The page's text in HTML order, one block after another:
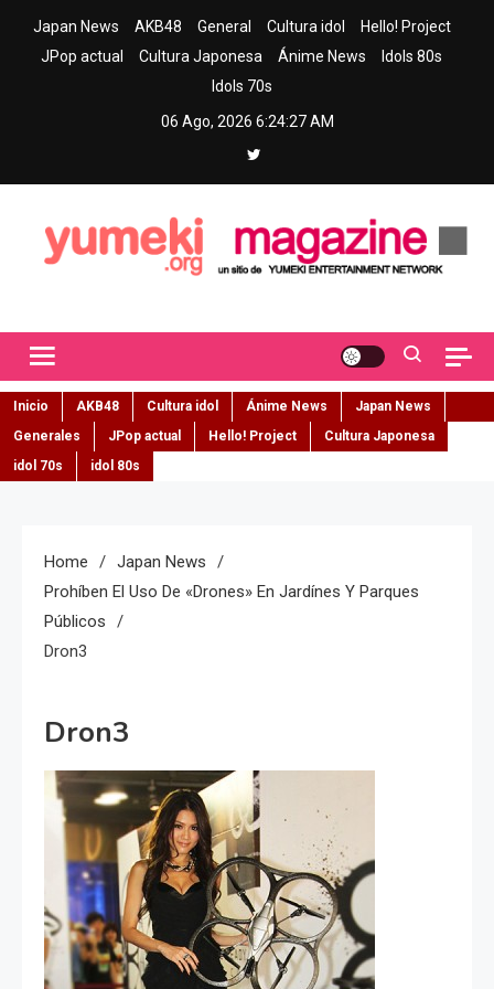
Japan News AKB48 General Cultura idol
Hello! Project
JPop actual
Cultura Japonesa Ánime News
Idols 80s
Idols 70s
06 Ago, 2026 6:24:28 AM
Inicio AKB48 Cultura idol Ánime News
Japan News
Generales
JPop actual Hello! Project
Cultura Japonesa
idol 70s
idol 80s
Home
Japan News
Prohíben El Uso De «Drones» En Jardínes Y Parques
Públicos
Dron3
Dron3